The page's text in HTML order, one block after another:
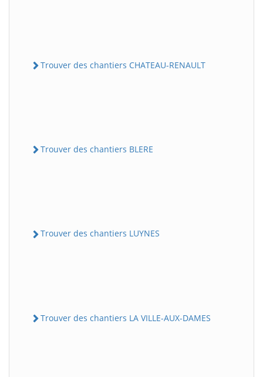
Trouver des chantiers CHATEAU-RENAULT
Trouver des chantiers BLERE
Trouver des chantiers LUYNES
Trouver des chantiers LA VILLE-AUX-DAMES